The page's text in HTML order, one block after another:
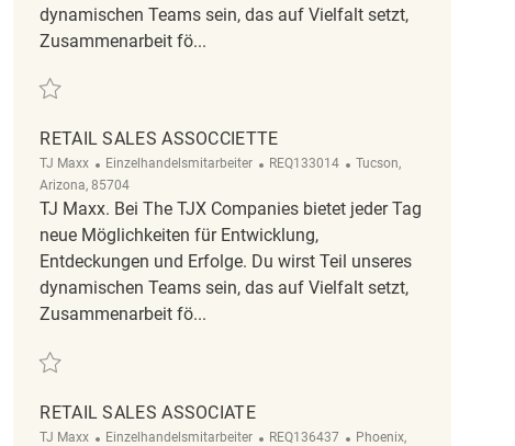
dynamischen Teams sein, das auf Vielfalt setzt,
Zusammenarbeit fö...
Retten Retail Sales Associate REQ141306
RETAIL SALES ASSOCCIETTE
TJ Maxx Kategorie
Einzelhandelsmitarbeiter ReqId
REQ133014 Ort
Tucson,
Arizona, 85704
TJ Maxx. Bei The TJX Companies bietet jeder Tag
neue Möglichkeiten für Entwicklung,
Entdeckungen und Erfolge. Du wirst Teil unseres
dynamischen Teams sein, das auf Vielfalt setzt,
Zusammenarbeit fö...
Retten Retail Sales Assocciette REQ133014
RETAIL SALES ASSOCIATE
TJ Maxx Kategorie
Einzelhandelsmitarbeiter ReqId
REQ136437 Ort
Phoenix,